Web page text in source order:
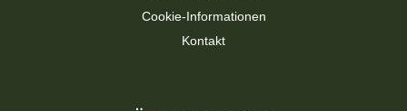
Cookie-Informationen
Kontakt